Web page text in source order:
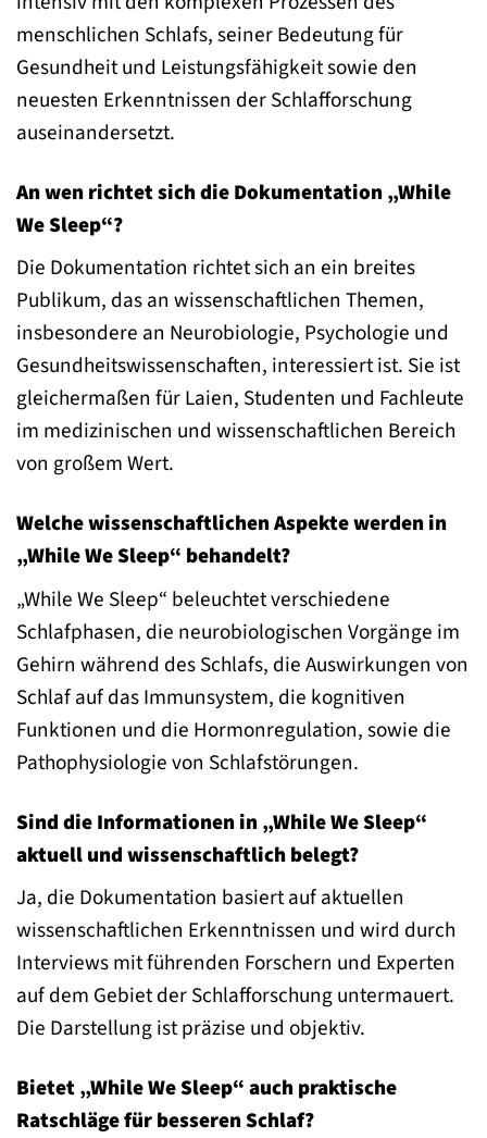
menschlichen Schlafs, seiner Bedeutung für
Gesundheit und Leistungsfähigkeit sowie den
neuesten Erkenntnissen der Schlafforschung
auseinandersetzt.
An wen richtet sich die Dokumentation „While
We Sleep“?
Die Dokumentation richtet sich an ein breites
Publikum, das an wissenschaftlichen Themen,
insbesondere an Neurobiologie, Psychologie und
Gesundheitswissenschaften, interessiert ist. Sie ist
gleichermaßen für Laien, Studenten und Fachleute
im medizinischen und wissenschaftlichen Bereich
von großem Wert.
Welche wissenschaftlichen Aspekte werden in
„While We Sleep“ behandelt?
„While We Sleep“ beleuchtet verschiedene
Schlafphasen, die neurobiologischen Vorgänge im
Gehirn während des Schlafs, die Auswirkungen von
Schlaf auf das Immunsystem, die kognitiven
Funktionen und die Hormonregulation, sowie die
Pathophysiologie von Schlafstörungen.
Sind die Informationen in „While We Sleep“
aktuell und wissenschaftlich belegt?
Ja, die Dokumentation basiert auf aktuellen
wissenschaftlichen Erkenntnissen und wird durch
Interviews mit führenden Forschern und Experten
auf dem Gebiet der Schlafforschung untermauert.
Die Darstellung ist präzise und objektiv.
Bietet „While We Sleep“ auch praktische
Ratschläge für besseren Schlaf?